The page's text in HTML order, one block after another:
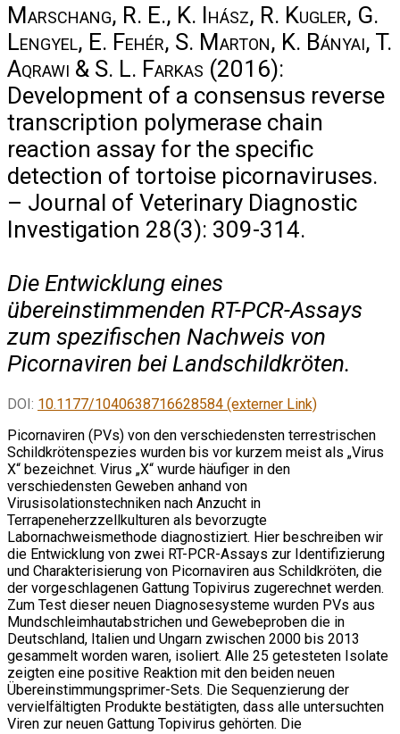
Marschang, R. E., K. Ihász, R. Kugler, G.
Lengyel, E. Fehér, S. Marton, K. Bányai, T.
Aqrawi & S. L. Farkas (2016):
Development of a consensus reverse
transcription polymerase chain
reaction assay for the specific
detection of tortoise picornaviruses.
– Journal of Veterinary Diagnostic
Investigation 28(3): 309-314.
Die Entwicklung eines
übereinstimmenden RT-PCR-Assays
zum spezifischen Nachweis von
Picornaviren bei Landschildkröten.
DOI: 10.1177/1040638716628584 (externer Link)
Picornaviren (PVs) von den verschiedensten terrestrischen
Schildkrötenspezies wurden bis vor kurzem meist als „Virus
X“ bezeichnet. Virus „X“ wurde häufiger in den
verschiedensten Geweben anhand von
Virusisolationstechniken nach Anzucht in
Terrapeneherzzellkulturen als bevorzugte
Labornachweismethode diagnostiziert. Hier beschreiben wir
die Entwicklung von zwei RT-PCR-Assays zur Identifizierung
und Charakterisierung von Picornaviren aus Schildkröten, die
der vorgeschlagenen Gattung Topivirus zugerechnet werden.
Zum Test dieser neuen Diagnosesysteme wurden PVs aus
Mundschleimhautabstrichen und Gewebeproben die in
Deutschland, Italien und Ungarn zwischen 2000 bis 2013
gesammelt worden waren, isoliert. Alle 25 getesteten Isolate
zeigten eine positive Reaktion mit den beiden neuen
Übereinstimmungsprimer-Sets. Die Sequenzierung der
vervielfältigten Produkte bestätigten, dass alle untersuchten
Viren zur neuen Gattung Topivirus gehörten. Die